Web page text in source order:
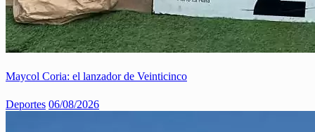
Maycol Coria: el lanzador de Veinticinco
Deportes 06/08/2026